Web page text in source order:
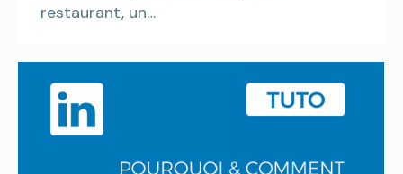
restaurant, un…